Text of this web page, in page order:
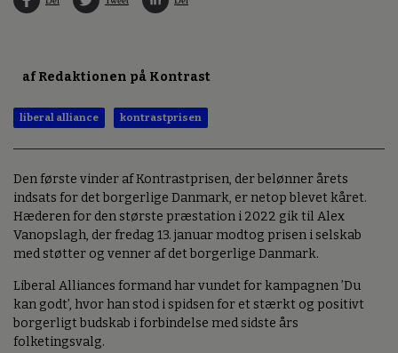
af Redaktionen på Kontrast
liberal alliance kontrastprisen
Den første vinder af Kontrastprisen, der belønner årets
indsats for det borgerlige Danmark, er netop blevet kåret.
Hæderen for den største præstation i 2022 gik til Alex
Vanopslagh, der fredag 13. januar modtog prisen i selskab
med støtter og venner af det borgerlige Danmark.
Liberal Alliances formand har vundet for kampagnen ’Du
kan godt’, hvor han stod i spidsen for et stærkt og positivt
borgerligt budskab i forbindelse med sidste års
folketingsvalg.